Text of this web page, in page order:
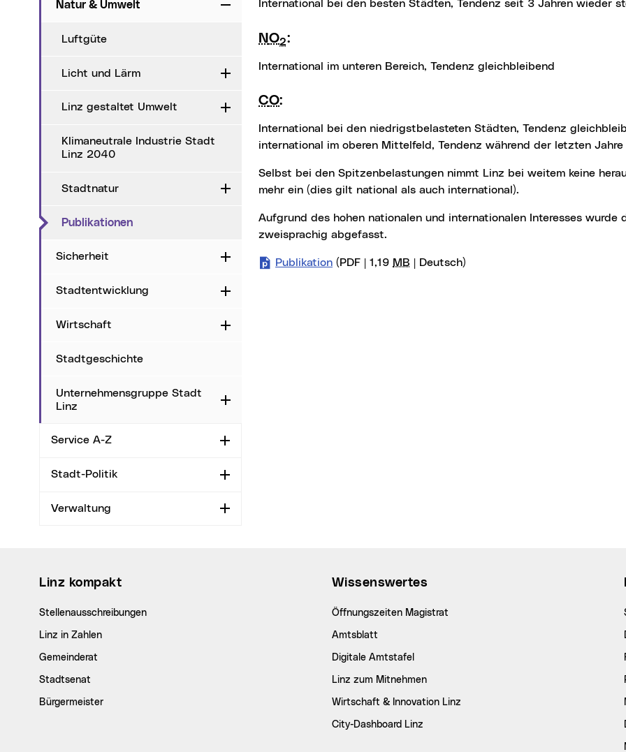
Natur & Umwelt Zuklappen
Luftgüte
Licht und Lärm Aufklappen
Linz gestaltet Umwelt Aufklappen
Klimaneutrale Industrie Stadt
Linz 2040
Stadtnatur Aufklappen
Publikationen(aktueller Menüpunkt)
Sicherheit Aufklappen
Stadtentwicklung Aufklappen
Wirtschaft Aufklappen
Stadtgeschichte
Unternehmensgruppe Stadt
Linz
Aufklappen
Service A-Z Aufklappen
Stadt-Politik Aufklappen
Verwaltung Aufklappen
international bei den besten Städten, Tendenz seit 3 Jahren wieder
NO2:
international im unteren Bereich, Tendenz gleichbleibend
CO:
international im oberen Mittelfeld, Tendenz während der letzten
Selbst bei den Spitzenbelastungen nimmt Linz bei weitem keine herausragende Stellung
mehr ein (dies gilt national als auch international).
Aufgrund des hohen nationalen und internationalen Interesses wurde der Bericht
zweisprachig abgefasst.
Publikation (PDF | 1,19 MB | Deutsch)
Linz kompakt
Stellenausschreibungen
Linz in Zahlen
Gemeinderat
Stadtsenat
Bürgermeister
Wissenswertes
Öffnungszeiten Magistrat
Amtsblatt
Digitale Amtstafel
Linz zum Mitnehmen
Wirtschaft & Innovation Linz
City-Dashboard Linz